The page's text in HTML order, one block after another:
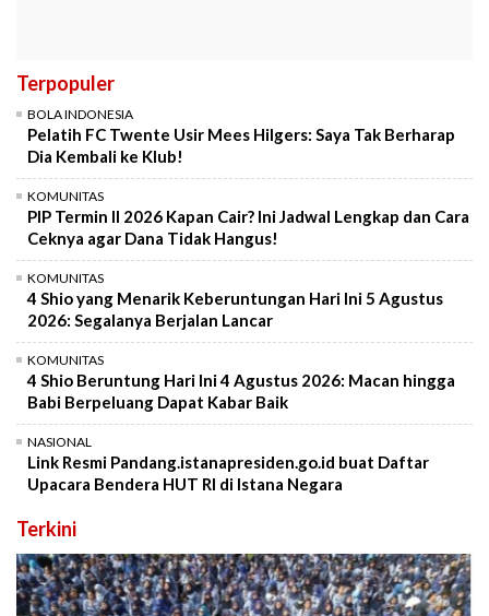
Terpopuler
BOLA INDONESIA
Pelatih FC Twente Usir Mees Hilgers: Saya Tak Berharap
Dia Kembali ke Klub!
KOMUNITAS
PIP Termin II 2026 Kapan Cair? Ini Jadwal Lengkap dan Cara
Ceknya agar Dana Tidak Hangus!
KOMUNITAS
4 Shio yang Menarik Keberuntungan Hari Ini 5 Agustus
2026: Segalanya Berjalan Lancar
KOMUNITAS
4 Shio Beruntung Hari Ini 4 Agustus 2026: Macan hingga
Babi Berpeluang Dapat Kabar Baik
NASIONAL
Link Resmi Pandang.istanapresiden.go.id buat Daftar
Upacara Bendera HUT RI di Istana Negara
Terkini